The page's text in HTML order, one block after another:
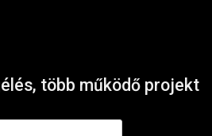
több működő projekt